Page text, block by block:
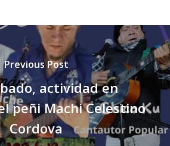
Previous Post
actividad en
peñi Machi Celestino
Cordova